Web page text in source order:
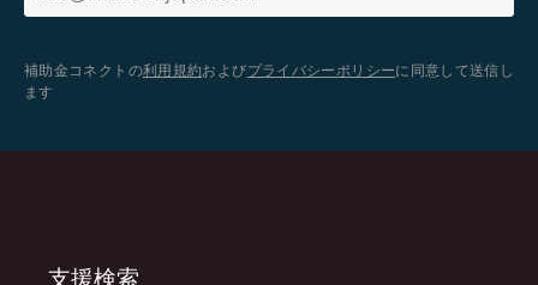
補助金コネクトの利用規約およびプライバシーポリシーに同意して送信し
ます
支援検索